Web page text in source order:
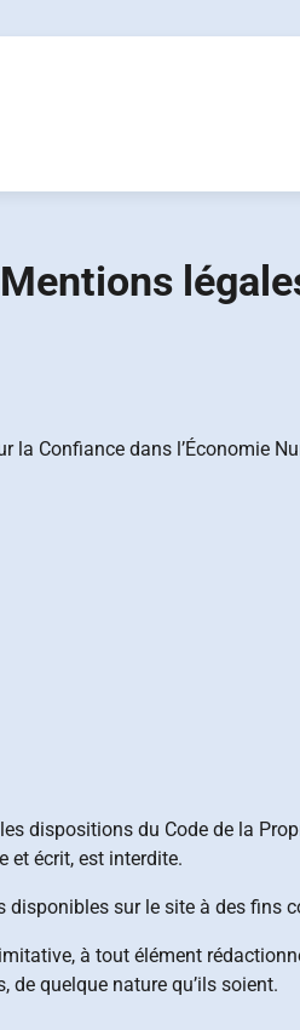
Mentions
la Confiance dans l’Économie
dispositions du Code de la
et écrit, est interdite.
sur le site à des fins
à tout élément
de quelque nature qu’ils soient.